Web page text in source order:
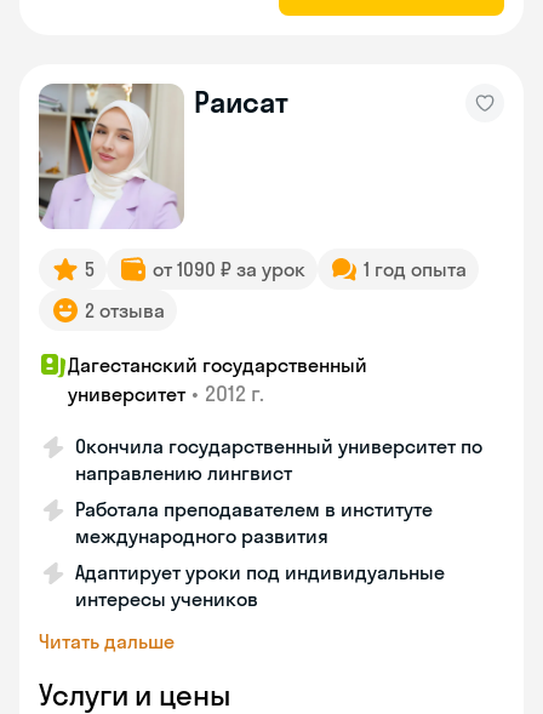
Раисат
5 от 1090 ₽ за урок
1 год опыта
2 отзыва
Дагестанский государственный
университет • 2012 г.
Окончила государственный университет по
направлению лингвист
Работала преподавателем в институте
международного развития
Адаптирует уроки под индивидуальные
интересы учеников
Читать дальше
Услуги и цены